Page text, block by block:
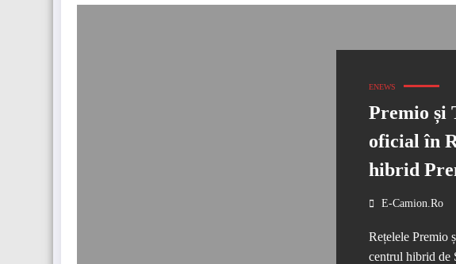
ENEWS
Premio și
oficial în
hibrid
E-Camion.ro
Rețelele Premio
centrul hibrid